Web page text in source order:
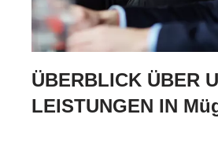
ÜBERBLICK ÜBER
LEISTUNGEN IN